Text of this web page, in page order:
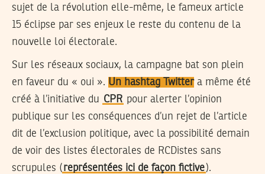
sujet de la révolution elle-même, le fameux article
15 éclipse par ses enjeux le reste du contenu de la
nouvelle loi électorale.
Sur les réseaux sociaux, la campagne bat son plein
en faveur du « oui ». Un hashtag Twittera même été
créé à l’initiative du CPR pour alerter l’opinion
publique sur les conséquences d’un rejet de l’article
dit de l’exclusion politique, avec la possibilité demain
de voir des listes électorales de RCDistes sans
scrupules ( représentées ici de façon fictive).